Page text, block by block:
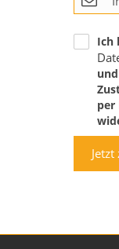
Ich
per